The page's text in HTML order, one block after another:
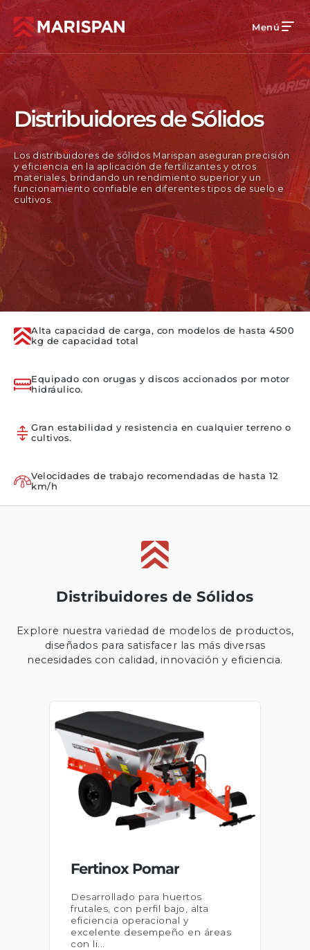
Menú
Distribuidores de Sólidos
Los distribuidores de sólidos Marispan aseguran precisión
y eficiencia en la aplicación de fertilizantes y otros
materiales, brindando un rendimiento superior y un
funcionamiento confiable en diferentes tipos de suelo e
cultivos.
Alta capacidad de carga, con modelos de hasta 4500
kg de capacidad total
Equipado con orugas y discos accionados por motor
hidráulico.
Gran estabilidad y resistencia en cualquier terreno o
cultivos.
Velocidades de trabajo recomendadas de hasta 12
km/h
Distribuidores de Sólidos
Explore nuestra variedad de modelos de productos,
diseñados para satisfacer las más diversas
necesidades con calidad, innovación y eficiencia.
Fertinox Pomar
Desarrollado para huertos
frutales, con perfil bajo, alta
eficiencia operacional y
excelente desempeño en áreas
con li...